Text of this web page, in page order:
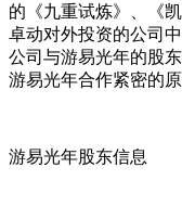
的《九重试炼》、《
卓动对外投资的公司
公司与游易光年的股
游易光年合作紧密的原
游易光年股东信息